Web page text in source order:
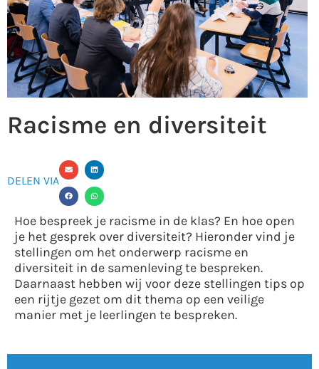
Racisme en diversiteit
DELEN VIA
Hoe bespreek je racisme in de klas? En hoe open
je het gesprek over diversiteit? Hieronder vind je
stellingen om het onderwerp racisme en
diversiteit in de samenleving te bespreken.
Daarnaast hebben wij voor deze stellingen tips op
een rijtje gezet om dit thema op een veilige
manier met je leerlingen te bespreken.